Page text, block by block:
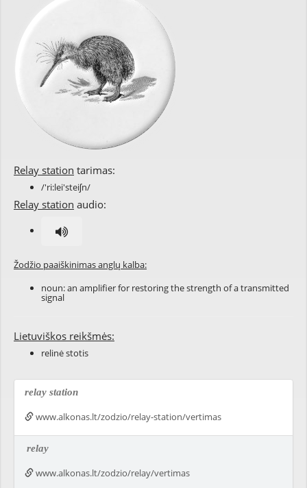
Relay station tarimas:
/'ri:lei'steiʃn/
Relay station audio:
Žodžio paaiškinimas anglų kalba:
noun: an amplifier for restoring the strength of a transmitted
signal
Lietuviškos reikšmės:
relinė stotis
relay station
www.alkonas.lt/zodzio/relay-station/vertimas
relay
www.alkonas.lt/zodzio/relay/vertimas